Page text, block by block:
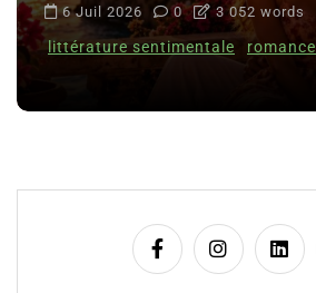
6 Juil 2026 0 3 052 words
littérature sentimentale romance